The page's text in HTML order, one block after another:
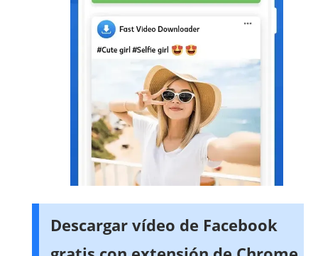
Descargar vídeo de Facebook